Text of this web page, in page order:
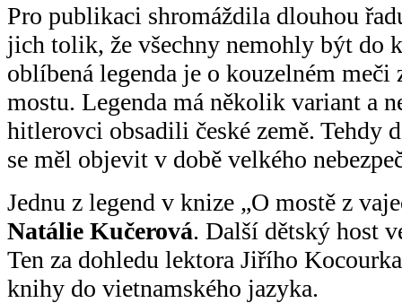
Pro publikaci shromáždila dlouhou
jich tolik, že všechny nemohly být do
oblíbená legenda je o kouzelném
mostu. Legenda má několik variant a
hitlerovci obsadili české země. Tehdy
se měl objevit v době velkého
Jednu z legend v knize „O mostě z
Natálie Kučerová. Další dětský host
Ten za dohledu lektora Jiřího
knihy do vietnamského jazyka.